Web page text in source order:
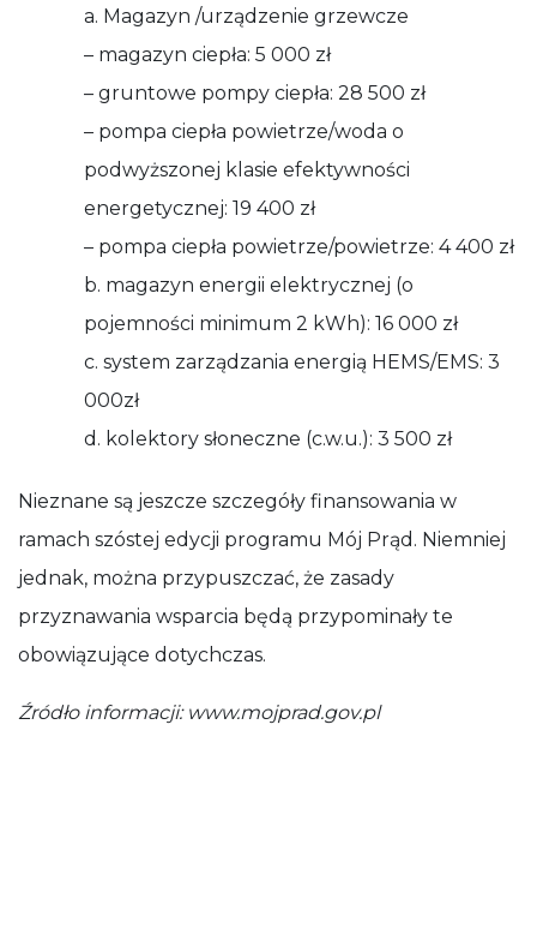
a. Magazyn /urządzenie grzewcze
– magazyn ciepła: 5 000 zł
– gruntowe pompy ciepła: 28 500 zł
– pompa ciepła powietrze/woda o
podwyższonej klasie efektywności
energetycznej: 19 400 zł
– pompa ciepła powietrze/powietrze: 4 400 zł
b. magazyn energii elektrycznej (o
pojemności minimum 2 kWh): 16 000 zł
c. system zarządzania energią HEMS/EMS: 3
000zł
d. kolektory słoneczne (c.w.u.): 3 500 zł
Nieznane są jeszcze szczegóły finansowania w
ramach szóstej edycji programu Mój Prąd. Niemniej
jednak, można przypuszczać, że zasady
przyznawania wsparcia będą przypominały te
obowiązujące dotychczas.
Źródło informacji: www.mojprad.gov.pl